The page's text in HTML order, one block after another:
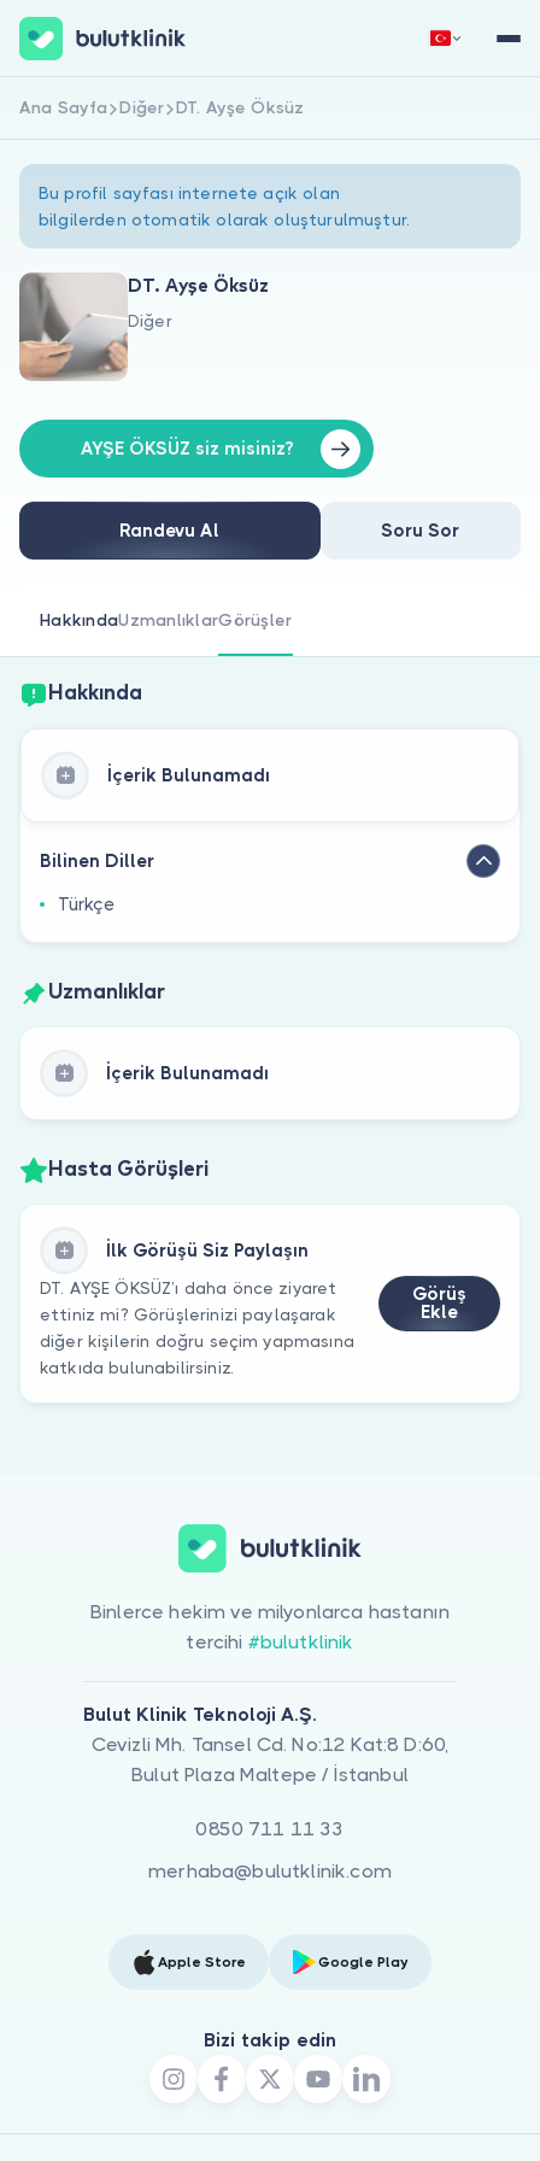
Hakkımızda
Doktorlar için
Doktor musunuz?
Hemen Kaydol
Ana Sayfa Diğer DT. Ayşe Öksüz
Bu profil sayfası internete açık olan
bilgilerden otomatik olarak oluşturulmuştur.
DT. Ayşe Öksüz
Diğer
AYŞE ÖKSÜZ siz misiniz?
Randevu Al Soru Sor
HakkındaUzmanlıklarGörüşler
Hakkında
İçerik Bulunamadı
Bilinen Diller
Türkçe
Uzmanlıklar
İçerik Bulunamadı
Hasta Görüşleri
İlk Görüşü Siz Paylaşın
DT. AYŞE ÖKSÜZ’ı daha önce ziyaret
ettiniz mi? Görüşlerinizi paylaşarak
diğer kişilerin doğru seçim yapmasına
katkıda bulunabilirsiniz.
Görüş
Ekle
Binlerce hekim ve milyonlarca hastanın
tercihi #bulutklinik
Bulut Klinik Teknoloji A.Ş.
Cevizli Mh. Tansel Cd. No:12 Kat:8 D:60,
Bulut Plaza Maltepe / İstanbul
0850 711 11 33
merhaba@bulutklinik.com
Apple Store Google Play
Bizi takip edin